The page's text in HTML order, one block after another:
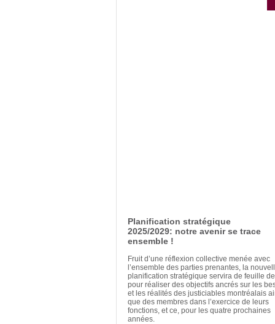
Planification stratégique
2025/2029: notre avenir se trace
ensemble !
Fruit d’une réflexion collective menée avec
l’ensemble des parties prenantes, la
planification stratégique servira de feuille
pour réaliser des objectifs ancrés sur les
et les réalités des justiciables montréalais
que des membres dans l’exercice de leurs
fonctions, et ce, pour les quatre prochaines
années.